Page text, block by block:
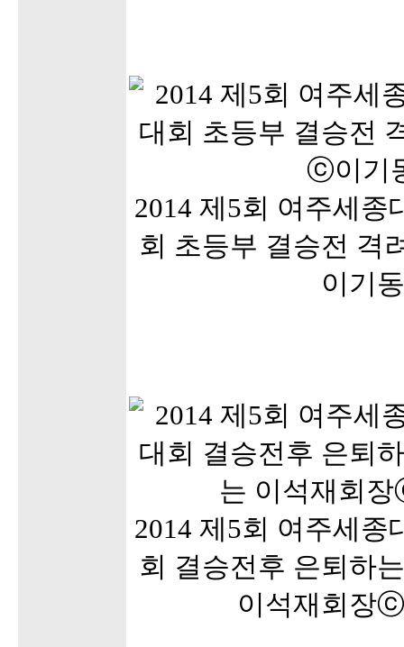
2014 제5회 여주세종
회 초등부 결승전 격
이기
2014 제5회 여주세종
회 결승전후 은퇴하
이석재회장